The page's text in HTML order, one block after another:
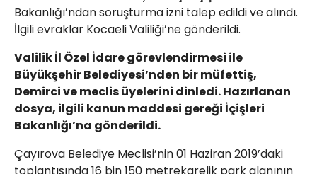
Bakanlığı’ndan soruşturma izni talep edildi ve alındı.
İlgili evraklar Kocaeli Valiliği’ne gönderildi.
Valilik İl Özel İdare görevlendirmesi ile
Büyükşehir Belediyesi’nden bir müfettiş,
Demirci ve meclis üyelerini dinledi. Hazırlanan
dosya, ilgili kanun maddesi gereği İçişleri
Bakanlığı’na gönderildi.
Çayırova Belediye Meclisi’nin 01 Haziran 2019’daki